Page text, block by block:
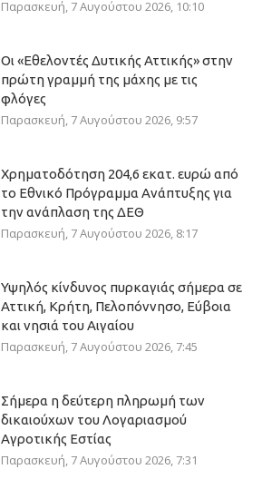
Παρασκευή, 7 Αυγούστου 2026, 10:10
Οι «Εθελοντές Δυτικής Αττικής» στην
πρώτη γραμμή της μάχης με τις
φλόγες
Παρασκευή, 7 Αυγούστου 2026, 9:57
Χρηματοδότηση 204,6 εκατ. ευρώ από
το Εθνικό Πρόγραμμα Ανάπτυξης για
την ανάπλαση της ΔΕΘ
Παρασκευή, 7 Αυγούστου 2026, 8:17
Υψηλός κίνδυνος πυρκαγιάς σήμερα σε
Αττική, Κρήτη, Πελοπόννησο, Εύβοια
και νησιά του Αιγαίου
Παρασκευή, 7 Αυγούστου 2026, 7:45
Σήμερα η δεύτερη πληρωμή των
δικαιούχων του Λογαριασμού
Αγροτικής Εστίας
Παρασκευή, 7 Αυγούστου 2026, 7:31